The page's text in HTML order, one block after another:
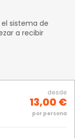
sistema de
a recibir
desde
13,00 €
por persona